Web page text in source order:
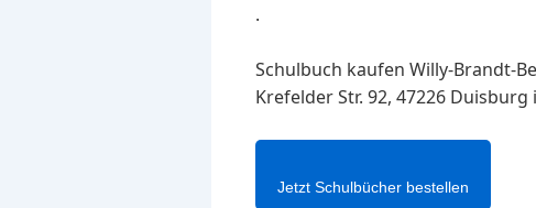
.
Schulbuch kaufen Willy-Brandt-
Krefelder Str. 92, 47226
Jetzt Schulbücher bestellen